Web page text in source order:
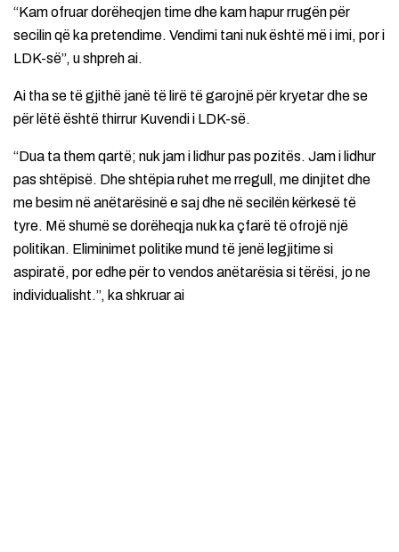
“Kam ofruar dorëheqjen time dhe kam hapur rrugën për
secilin që ka pretendime. Vendimi tani nuk është më i imi, por i
LDK-së”, u shpreh ai.
Ai tha se të gjithë janë të lirë të garojnë për kryetar dhe se
për lëtë është thirrur Kuvendi i LDK-së.
“Dua ta them qartë; nuk jam i lidhur pas pozitës. Jam i lidhur
pas shtëpisë. Dhe shtëpia ruhet me rregull, me dinjitet dhe
me besim në anëtarësinë e saj dhe në secilën kërkesë të
tyre. Më shumë se dorëheqja nuk ka çfarë të ofrojë një
politikan. Eliminimet politike mund të jenë legjitime si
aspiratë, por edhe për to vendos anëtarësia si tërësi, jo ne
individualisht.”, ka shkruar ai